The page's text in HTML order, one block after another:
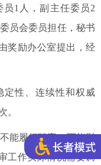
员1人，副主任委员2
员会委员担任，秘书
奖励办公室提出，经
定性、连续性和权威
。
能履行职责，可能影
工作实际情况需要调